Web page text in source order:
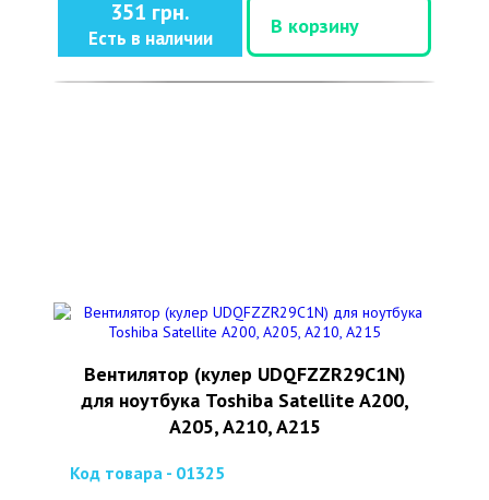
351 грн.
Есть в наличии
В корзину
Вентилятор (кулер UDQFZZR29C1N)
для ноутбука Toshiba Satellite A200,
A205, A210, A215
Код товара - 01325